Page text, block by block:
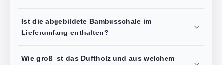
Ist die abgebildete Bambusschale im
Lieferumfang enthalten?
Wie groß ist das Duftholz und aus welchem